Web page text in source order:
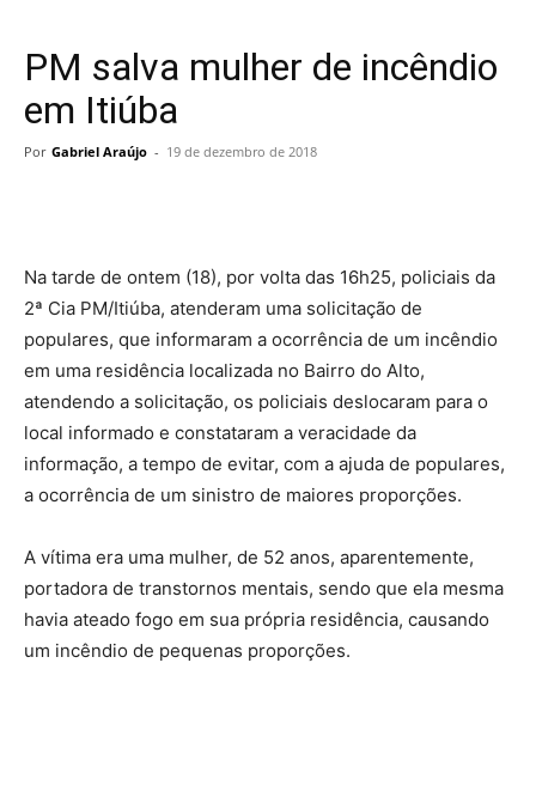
PM salva mulher de incêndio
em Itiúba
Por Gabriel Araújo - 19 de dezembro de 2018
Na tarde de ontem (18), por volta das 16h25, policiais da
2ª Cia PM/Itiúba, atenderam uma solicitação de
populares, que informaram a ocorrência de um incêndio
em uma residência localizada no Bairro do Alto,
atendendo a solicitação, os policiais deslocaram para o
local informado e constataram a veracidade da
informação, a tempo de evitar, com a ajuda de populares,
a ocorrência de um sinistro de maiores proporções.
A vítima era uma mulher, de 52 anos, aparentemente,
portadora de transtornos mentais, sendo que ela mesma
havia ateado fogo em sua própria residência, causando
um incêndio de pequenas proporções.